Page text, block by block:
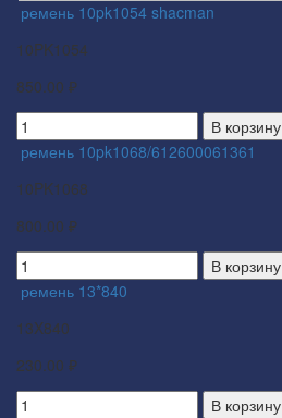
ремень 10pk1054 shacman
10PK1054
850.00 ₽
В корзину
ремень 10pk1068/612600061361
10PK1068
800.00 ₽
В корзину
ремень 13*840
13X840
230.00 ₽
В корзину